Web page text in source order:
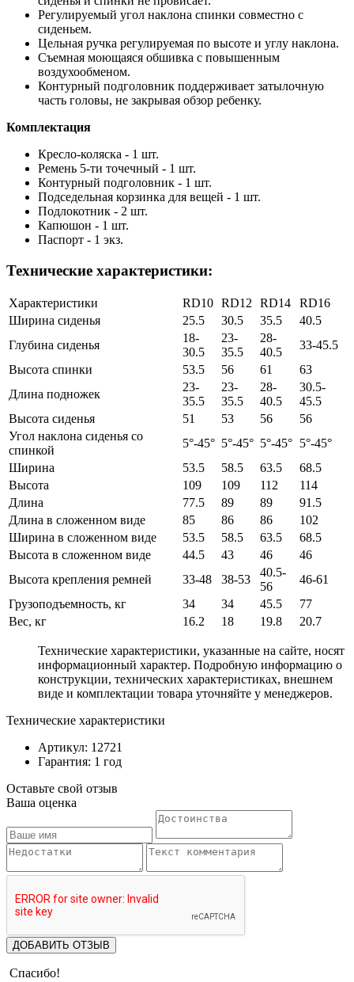
Регулируемый угол наклона спинки совместно с
сиденьем.
Цельная ручка регулируемая по высоте и углу наклона.
Съемная моющаяся обшивка с повышенным
воздухообменом.
Контурный подголовник поддерживает затылочную
часть головы, не закрывая обзор ребенку.
Комплектация
Кресло-коляска - 1 шт.
Ремень 5-ти точечный - 1 шт.
Контурный подголовник - 1 шт.
Подседельная корзинка для вещей - 1 шт.
Подлокотник - 2 шт.
Капюшон - 1 шт.
Паспорт - 1 экз.
Технические характеристики:
Характеристики RD10 RD12 RD14
RD16
Ширина сиденья
25.5 30.5 35.5
40.5
Глубина сиденья
18-
30.5
23-
35.5
28-
40.5
33-45.5
Высота спинки
53.5 56 61
63
Длина подножек
23-
35.5
23-
35.5
28-
40.5
30.5-
45.5
Высота сиденья
51 53 56
56
Угол наклона сиденья со
спинкой
5°-45° 5°-45° 5°-45° 5°-45°
Ширина
53.5 58.5 63.5
68.5
Высота
109 109 112
114
Длина
77.5 89 89
91.5
Длина в сложенном виде
85 86 86
102
Ширина в сложенном виде
53.5 58.5 63.5
68.5
Высота в сложенном виде
44.5 43 46
46
Высота крепления ремней
33-48 38-53
40.5-
56
46-61
Грузоподъемность, кг
34 34 45.5
77
Вес, кг
16.2 18 19.8 20.7
Технические характеристики, указанные на сайте, носят
информационный характер. Подробную информацию о
конструкции, технических характеристиках, внешнем
виде и комплектации товара уточняйте у менеджеров.
Технические характеристики
Артикул: 12721
Гарантия: 1 год
Оставьте свой отзыв
Ваша оценка
ДОБАВИТЬ ОТЗЫВ
Спасибо!